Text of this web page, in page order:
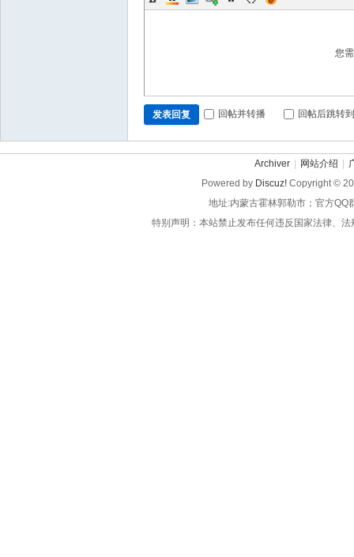
您
发表回复 回帖并转播 回帖后跳转
Archiver 网站介绍
Powered by Discuz! Copyright ©
地址:内蒙古霍林郭勒市；官方QQ
特别声明：本站禁止发布任何违反国家法律、